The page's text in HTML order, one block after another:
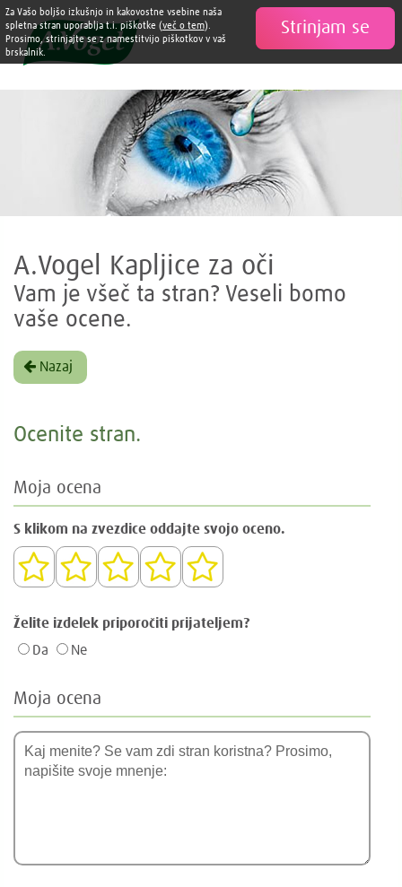

A.Vogel Kapljice za oči
Vam je všeč ta stran? Veseli bomo
vaše ocene.
Nazaj
Ocenite stran.
Moja ocena
S klikom na zvezdice oddajte svojo oceno.
Želite izdelek priporočiti prijateljem?
Da
Ne
Moja ocena
Strinjam se
Za Vašo boljšo izkušnjo in kakovostne vsebine naša
spletna stran uporablja t.i. piškotke (več o tem).
Prosimo, strinjajte se z namestitvijo piškotkov v vaš
brskalnik.